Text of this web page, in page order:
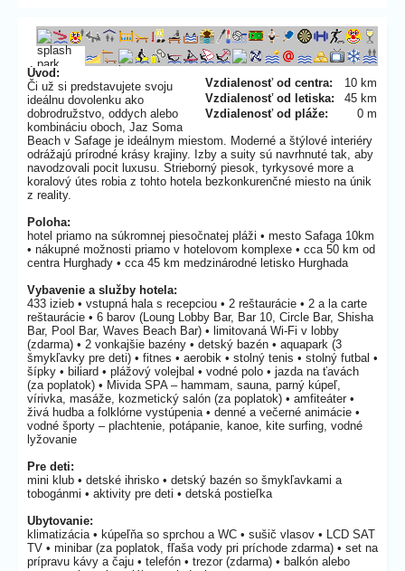
Vzdialenosť od centra:
10 km
Vzdialenosť od letiska:
45 km
Vzdialenosť od pláže:
0 m
Úvod:
Či už si predstavujete svoju
ideálnu dovolenku ako
dobrodružstvo, oddych alebo
kombináciu oboch, Jaz Soma
Beach v Safage je ideálnym miestom. Moderné a štýlové interiéry
odrážajú prírodné krásy krajiny. Izby a suity sú navrhnuté tak, aby
navodzovali pocit luxusu. Strieborný piesok, tyrkysové more a
koralový útes robia z tohto hotela bezkonkurenčné miesto na únik
z reality.
Poloha:
hotel priamo na súkromnej piesočnatej pláži • mesto Safaga 10km
• nákupné možnosti priamo v hotelovom komplexe • cca 50 km od
centra Hurghady • cca 45 km medzinárodné letisko Hurghada
Vybavenie a služby hotela:
433 izieb • vstupná hala s recepciou • 2 reštaurácie • 2 a la carte
reštaurácie • 6 barov (Loung Lobby Bar, Bar 10, Circle Bar, Shisha
Bar, Pool Bar, Waves Beach Bar) • limitovaná Wi-Fi v lobby
(zdarma) • 2 vonkajšie bazény • detský bazén • aquapark (3
šmykľavky pre deti) • fitnes • aerobik • stolný tenis • stolný futbal •
šípky • biliard • plážový volejbal • vodné polo • jazda na ťavách
(za poplatok) • Mivida SPA – hammam, sauna, parný kúpeľ,
vírivka, masáže, kozmetický salón (za poplatok) • amfiteáter •
živá hudba a folklórne vystúpenia • denné a večerné animácie •
vodné športy – plachtenie, potápanie, kanoe, kite surfing, vodné
lyžovanie
Pre deti:
mini klub • detské ihrisko • detský bazén so šmykľavkami a
tobogánmi • aktivity pre deti • detská postieľka
Ubytovanie:
klimatizácia • kúpeľňa so sprchou a WC • sušič vlasov • LCD SAT
TV • minibar (za poplatok, fľaša vody pri príchode zdarma) • set na
prípravu kávy a čaju • telefón • trezor (zdarma) • balkón alebo